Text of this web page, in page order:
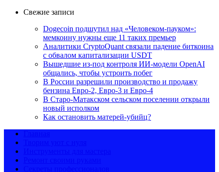
Свежие записи
Dogecoin подшутил над «Человеком-пауком»:
мемкоину нужны еще 11 таких премьер
Аналитики CryptoQuant связали падение биткоина
с обвалом капитализации USDT
Вышедшие из-под контроля ИИ-модели OpenAI
общались, чтобы устроить побег
В России разрешили производство и продажу
бензина Евро-2, Евро-3 и Евро-4
В Старо-Матакском сельском поселении открыли
новый исполком
Как остановить матерей-убийц?